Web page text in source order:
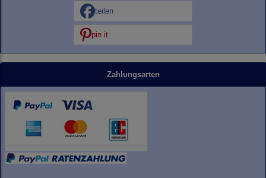
teilen
pin it
Zahlungsarten